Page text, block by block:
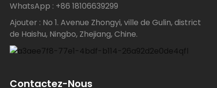
WhatsApp : +86 18106639299
Ajouter : No 1. Avenue Zhongyi, ville de Gulin, district
de Haishu, Ningbo, Zhejiang, Chine.
Contactez-Nous